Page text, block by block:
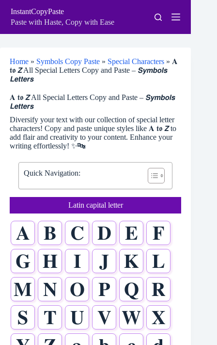
content
InstantCopyPaste
Paste with Haste, Copy with Ease
Home » Symbols Copy Paste » Special Characters » 𝐀
𝖙𝖔 𝙕 All Special Letters Copy and Paste – 𝙎𝙮𝙢𝙗𝙤𝙡𝙨
𝙇𝙚𝙩𝙩𝙚𝙧𝙨
𝐀 𝖙𝖔 𝙕 All Special Letters Copy and Paste – 𝙎𝙮𝙢𝙗𝙤𝙡𝙨
𝙇𝙚𝙩𝙩𝙚𝙧𝙨
Diversify your text with our collection of special letter
characters! Copy and paste unique styles like 𝐀 𝖙𝖔 𝙕 to
add flair and creativity to your content. Enhance your
writing effortlessly! ✨🔤
Quick Navigation:
Latin capital letter
𝐀 𝐁 𝐂 𝐃 𝐄
𝐅
𝐆 𝐇 𝐈 𝐉 𝐊
𝐋
𝐌 𝐍 𝐎 𝐏 𝐐 𝐑
𝐒
𝐓 𝐔 𝐕 𝐖 𝐗